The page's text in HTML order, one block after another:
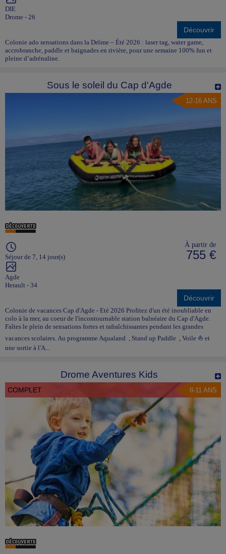
DIE
Drome - 26
Découvrir
Colonie ado sensations dans la Drôme – Été 2026 : laser tag, water game,
accrobranche, paddle et baignades en rivière, pour une semaine 100% fun et
pleine d’adrénaline.
Sous le soleil du Cap d'Agde
12-16 ANS
Séjour de 7, 14 jour(s)
Agde
Herault - 34
À partir de
755 €
Découvrir
Colonie de vacances Cap d'Agde - Eté 2026 Profitez d'un été inoubliable en
colo à la mer, au coeur de l'incontournable station balnéaire du Cap d'Agde.
Faîtes le plein de sensations fortes et rafraîchissantes pendant les grandes
vacances scolaires. Au programme Aqualand , Stand up Paddle , Voile ⛵ et
une sortie à l'A...
Drome Aventures Kids
COMPLET 8-11 ANS